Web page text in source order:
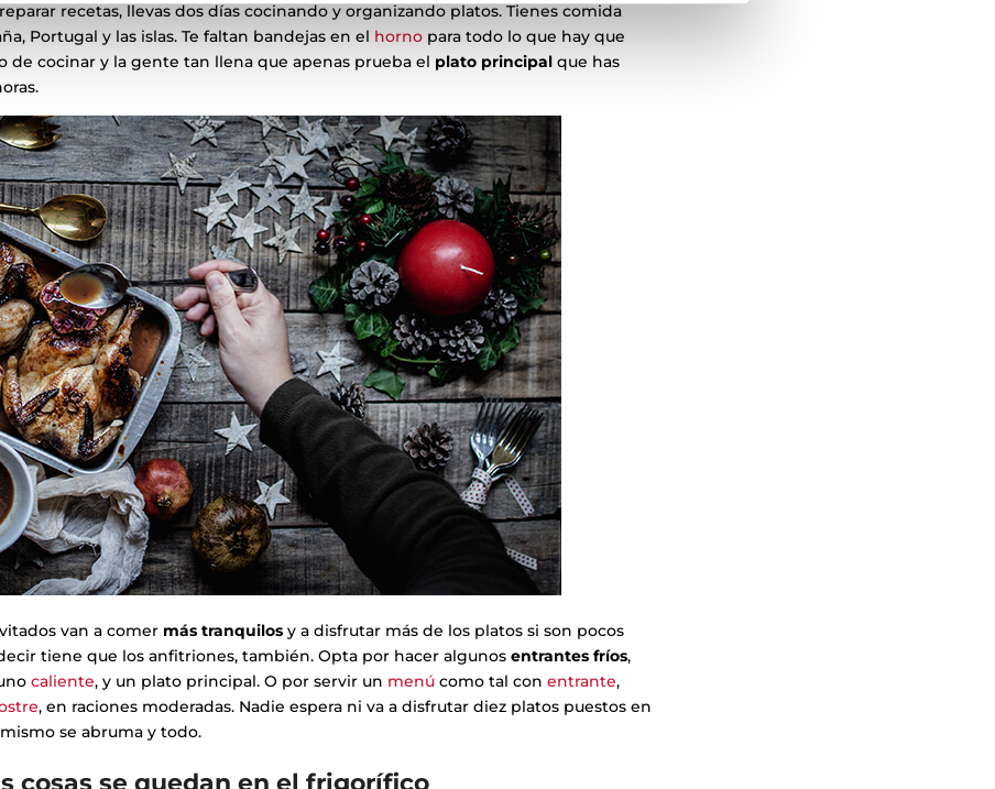
recetas, llevas dos días cocinando y organizando platos. Tienes comida
Portugal y las islas. Te faltan bandejas en el horno para todo lo que hay que
de cocinar y la gente tan llena que apenas prueba el plato principal que has
van a comer más tranquilos y a disfrutar más de los platos si son pocos
tiene que los anfitriones, también. Opta por hacer algunosentrantes fríos,
caliente, y un plato principal. O por servir un menú como tal conentrante,
, en raciones moderadas. Nadie espera ni va a disfrutar diez platos puestos en
se abruma y todo.
cosas se quedan en el frigorífico